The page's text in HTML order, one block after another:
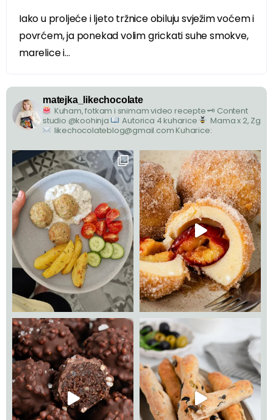
Iako u proljeće i ljeto tržnice obiluju svježim voćem i
povrćem, ja ponekad volim grickati suhe smokve,
marelice i...
matejka_likechocolate
Kuham, fotkam i snimam video recepte🗝 Content
studio @koohinja
Autorica 4 kuharice
Mama x 2, Zg
likechocolateblog@gmail.com Kuharice: